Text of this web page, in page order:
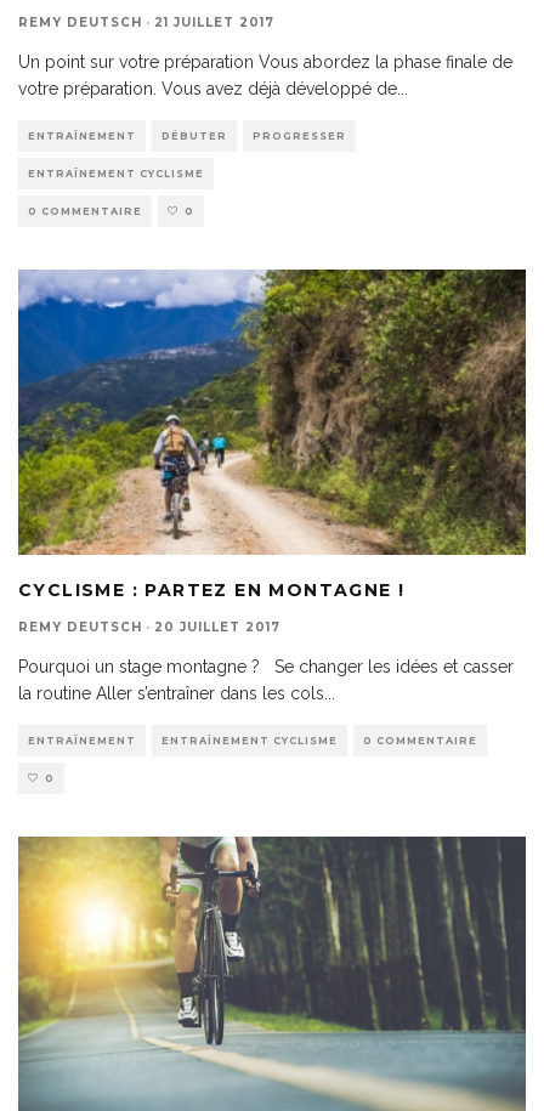
REMY DEUTSCH · 21 JUILLET 2017
Un point sur votre préparation Vous abordez la phase finale de
votre préparation. Vous avez déjà développé de
ENTRAÎNEMENT DÉBUTER PROGRESSER
ENTRAÎNEMENT CYCLISME
0 COMMENTAIRE 0
CYCLISME : PARTEZ EN MONTAGNE !
REMY DEUTSCH · 20 JUILLET 2017
Pourquoi un stage montagne ? Se changer les idées et casser
la routine Aller s’entraîner dans les cols
ENTRAÎNEMENT ENTRAÎNEMENT CYCLISME 0 COMMENTAIRE
0